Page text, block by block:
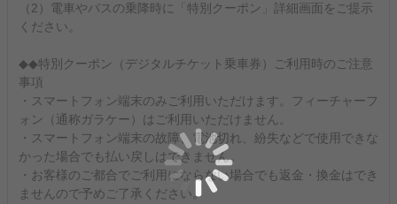
（2）電車やバスの乗降時に「特別クーポン」詳細画面をご提示
ください。
◆◆特別クーポン（デジタルチケット乗車券）ご利用時のご注意
事項
・スマートフォン端末のみご利用いただけます。フィーチャーフ
ォン（通称ガラケー）はご利用いただけません。
・スマートフォン端末の故障、電池切れ、紛失などで使用できな
かった場合でも払い戻しはできません。
・お客様のご都合でご利用にならない場合でも返金・換金はでき
ませんので予めご了承ください。